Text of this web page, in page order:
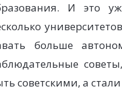
И это
больше
советскими, а